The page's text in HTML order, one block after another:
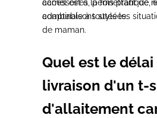
accessoires, permettant de
combinaisons stylées.
camel est à la foispratique,
adaptable à toutes les
de maman.
Quel est le délai
livraison d'un t-
d'allaitement